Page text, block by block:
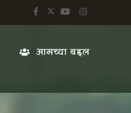
आमच्या बद्दल